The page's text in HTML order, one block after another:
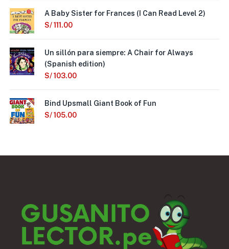
A Baby Sister for Frances (I Can Read Level 2)
S/111.00
Un sillón para siempre: A Chair for Always
(Spanish edition)
S/103.00
Bind Upsmall Giant Book of Fun
S/105.00